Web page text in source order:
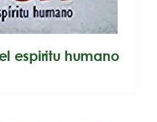
espiritu humano